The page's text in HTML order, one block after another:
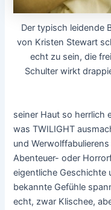
Der typisch leidende
von Kristen Stewart
echt zu sein, die
Schulter wirkt
seiner Haut so herrlich
was TWILIGHT
und
Abenteuer- oder
eigentliche Geschichte
bekannte Gefühle
echt, zwar Klischee,